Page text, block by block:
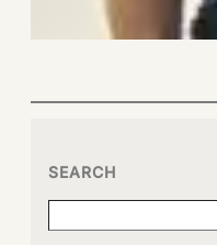
SEARCH
Search